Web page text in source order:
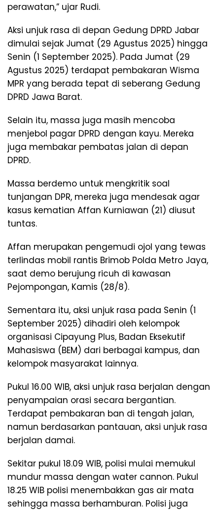
perawatan,” ujar Rudi.
Aksi unjuk rasa di depan Gedung DPRD Jabar
dimulai sejak Jumat (29 Agustus 2025) hingga
Senin (1 September 2025). Pada Jumat (29
Agustus 2025) terdapat pembakaran Wisma
MPR yang berada tepat di seberang Gedung
DPRD Jawa Barat.
Selain itu, massa juga masih mencoba
menjebol pagar DPRD dengan kayu. Mereka
juga membakar pembatas jalan di depan
DPRD.
Massa berdemo untuk mengkritik soal
tunjangan DPR, mereka juga mendesak agar
kasus kematian Affan Kurniawan (21) diusut
tuntas.
Affan merupakan pengemudi ojol yang tewas
terlindas mobil rantis Brimob Polda Metro Jaya,
saat demo berujung ricuh di kawasan
Pejompongan, Kamis (28/8).
Sementara itu, aksi unjuk rasa pada Senin (1
September 2025) dihadiri oleh kelompok
organisasi Cipayung Plus, Badan Eksekutif
Mahasiswa (BEM) dari berbagai kampus, dan
kelompok masyarakat lainnya.
Pukul 16.00 WIB, aksi unjuk rasa berjalan dengan
penyampaian orasi secara bergantian.
Terdapat pembakaran ban di tengah jalan,
namun berdasarkan pantauan, aksi unjuk rasa
berjalan damai.
Sekitar pukul 18.09 WIB, polisi mulai memukul
mundur massa dengan water cannon. Pukul
18.25 WIB polisi menembakkan gas air mata
sehingga massa berhamburan. Polisi juga